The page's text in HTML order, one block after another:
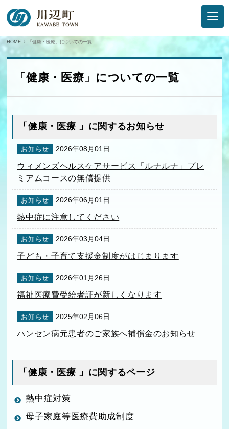
HOME 「健康・医療」についての一覧
「健康・医療」についての一覧
「健康・医療 」に関するお知らせ
お知らせ 2026年08月01日
ウィメンズヘルスケアサービス「ルナルナ」プレ
ミアムコースの無償提供
お知らせ 2026年06月01日
熱中症に注意してください
お知らせ 2026年03月04日
子ども・子育て支援金制度がはじまります
お知らせ 2026年01月26日
福祉医療費受給者証が新しくなります
お知らせ 2025年02月06日
ハンセン病元患者のご家族へ補償金のお知らせ
「健康・医療 」に関するページ
熱中症対策
母子家庭等医療費助成制度